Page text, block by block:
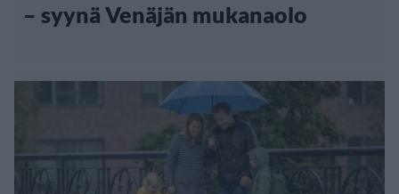
– syynä Venäjän mukanaolo